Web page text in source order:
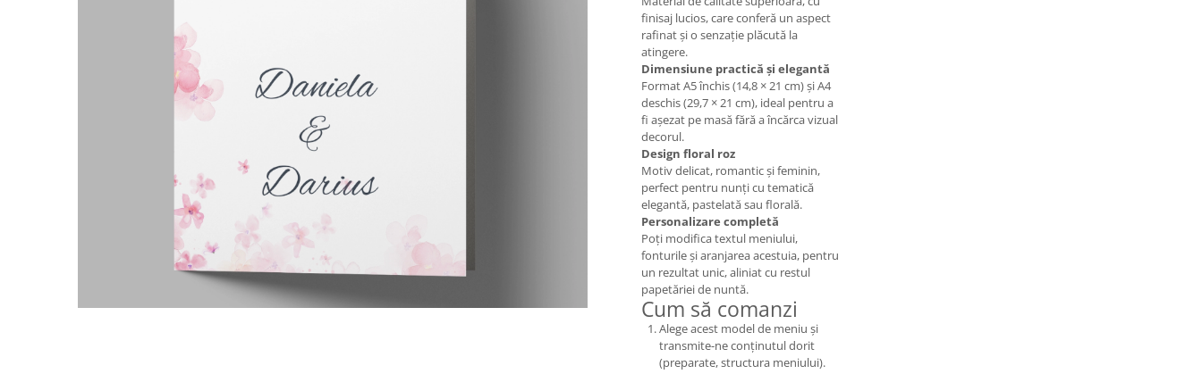
finisaj lucios, care conferă un aspect
rafinat și o senzație plăcută la
atingere.
Dimensiune practică și elegantă
Format A5 închis (14,8 × 21 cm) și A4
deschis (29,7 × 21 cm), ideal pentru a
fi așezat pe masă fără a încărca vizual
decorul.
Design floral roz
Motiv delicat, romantic și feminin,
perfect pentru nunți cu tematică
elegantă, pastelată sau florală.
Personalizare completă
Poți modifica textul meniului,
fonturile și aranjarea acestuia, pentru
un rezultat unic, aliniat cu restul
papetăriei de nuntă.
Cum să comanzi
Alege acest model de meniu și
transmite-ne conținutul dorit
(preparate, structura meniului).